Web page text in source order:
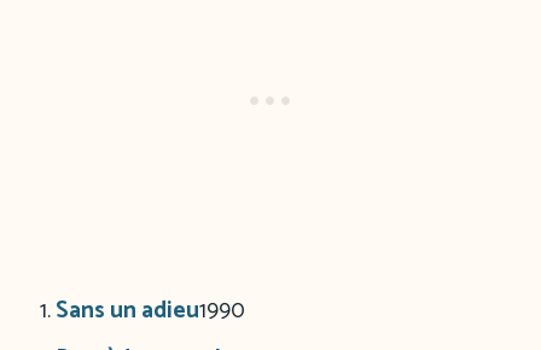
Sans un adieu1990